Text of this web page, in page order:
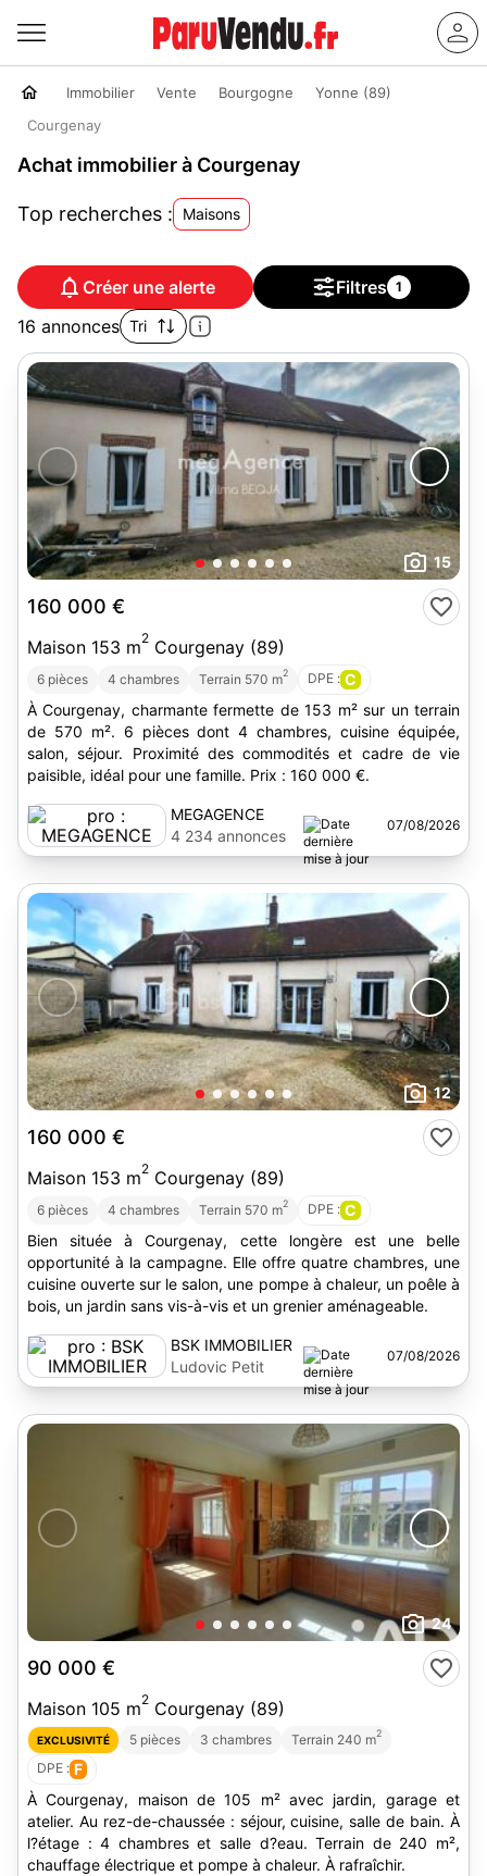
Immobilier Vente Bourgogne
Yonne (89)
Courgenay
Achat immobilier à Courgenay
Top recherches : Maisons
Créer une alerte Filtres 1
16 annonces Tri
15
160 000 €
Maison 153 m2 Courgenay (89)
6 pièces 4 chambres Terrain 570 m2 DPE : C
À Courgenay, charmante fermette de 153 m² sur un terrain
de 570 m². 6 pièces dont 4 chambres, cuisine équipée,
salon, séjour. Proximité des commodités et cadre de vie
paisible, idéal pour une famille. Prix : 160 000 €.
MEGAGENCE
4 234 annonces
07/08/2026
12
160 000 €
Maison 153 m2 Courgenay (89)
6 pièces 4 chambres Terrain 570 m2 DPE : C
Bien située à Courgenay, cette longère est une belle
opportunité à la campagne. Elle offre quatre chambres, une
cuisine ouverte sur le salon, une pompe à chaleur, un poêle à
bois, un jardin sans vis-à-vis et un grenier aménageable.
BSK IMMOBILIER
Ludovic Petit
07/08/2026
24
90 000 €
Maison 105 m2 Courgenay (89)
EXCLUSIVITÉ 5 pièces 3 chambres Terrain 240 m2
DPE : F
À Courgenay, maison de 105 m² avec jardin, garage et
atelier. Au rez-de-chaussée : séjour, cuisine, salle de bain. À
l?étage : 4 chambres et salle d?eau. Terrain de 240 m²,
chauffage électrique et pompe à chaleur. À rafraîchir.